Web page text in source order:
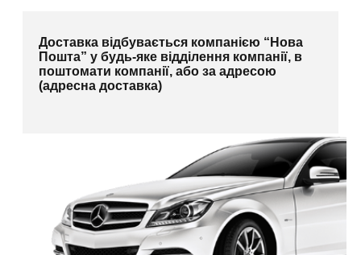
Доставка відбувається компанією “Нова
Пошта” у будь-яке відділення компанії, в
поштомати компанії, або за адресою
(адресна доставка)